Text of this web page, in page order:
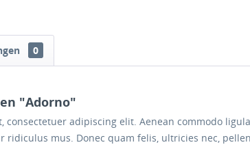
0
"Adorno"
consectetuer adipiscing elit. Aenean commodo
ridiculus mus. Donec quam felis, ultricies nec,